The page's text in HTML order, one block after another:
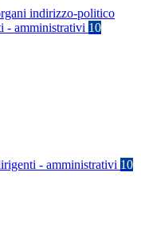
indirizzo-politico
- amministrativi 10
- amministrativi 10